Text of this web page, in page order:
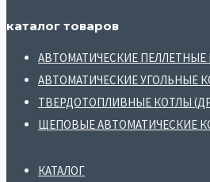
каталог товаров
АВТОМАТИЧЕСКИЕ ПЕЛЛЕТНЫЕ
АВТОМАТИЧЕСКИЕ УГОЛЬНЫЕ
ТВЕРДОТОПЛИВНЫЕ КОТЛЫ
ЩЕПОВЫЕ АВТОМАТИЧЕСКИЕ
КАТАЛОГ